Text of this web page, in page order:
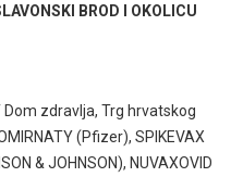
BROD I OKOLICU
Dom zdravlja, Trg hrvatskog
(Pfizer), SPIKEVAX
& JOHNSON), NUVAXOVID